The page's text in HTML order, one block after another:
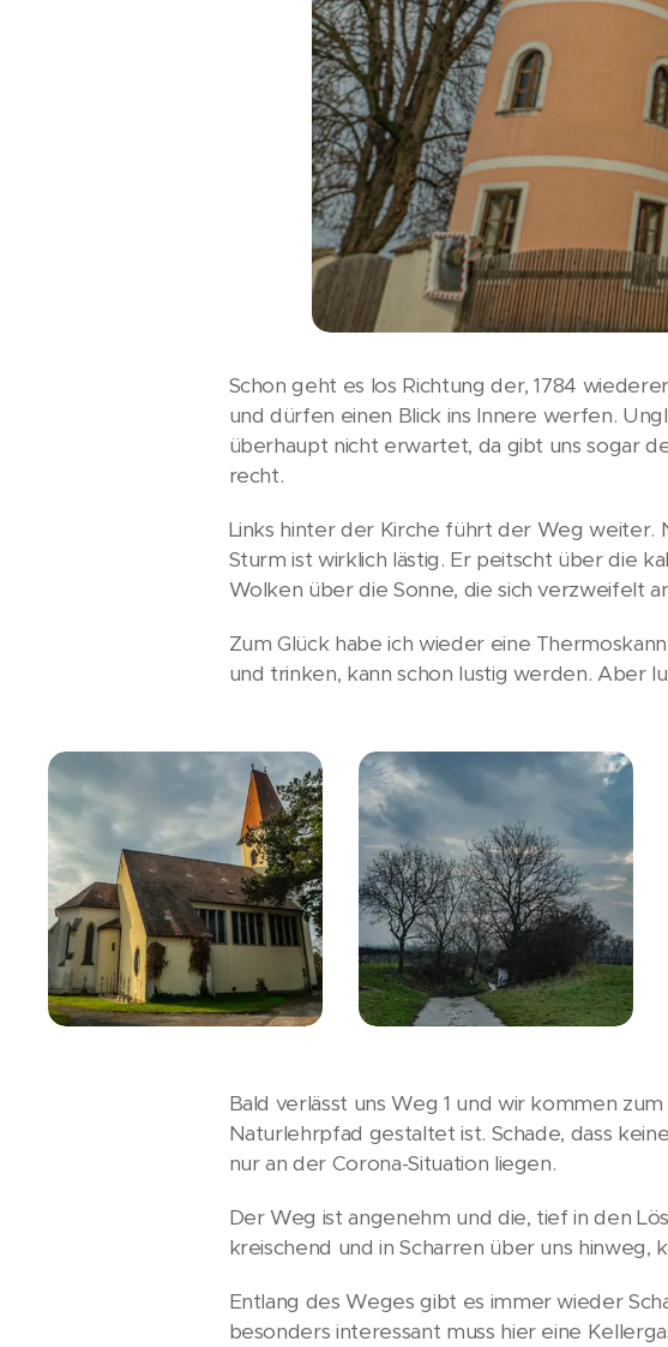
Schon geht es los Richtung der, 1784
und dürfen einen Blick ins Innere werfen.
überhaupt nicht erwartet, da gibt uns sogar
recht.
Links hinter der Kirche führt der Weg weiter.
Sturm ist wirklich lästig. Er peitscht über die
Wolken über die Sonne, die sich verzweifelt
Zum Glück habe ich wieder eine
und trinken, kann schon lustig werden. Aber
Bald verlässt uns Weg 1 und wir kommen
Naturlehrpfad gestaltet ist. Schade, dass
nur an der Corona-Situation liegen.
Der Weg ist angenehm und die, tief in den
kreischend und in Scharren über uns hinweg,
Entlang des Weges gibt es immer wieder
besonders interessant muss hier eine